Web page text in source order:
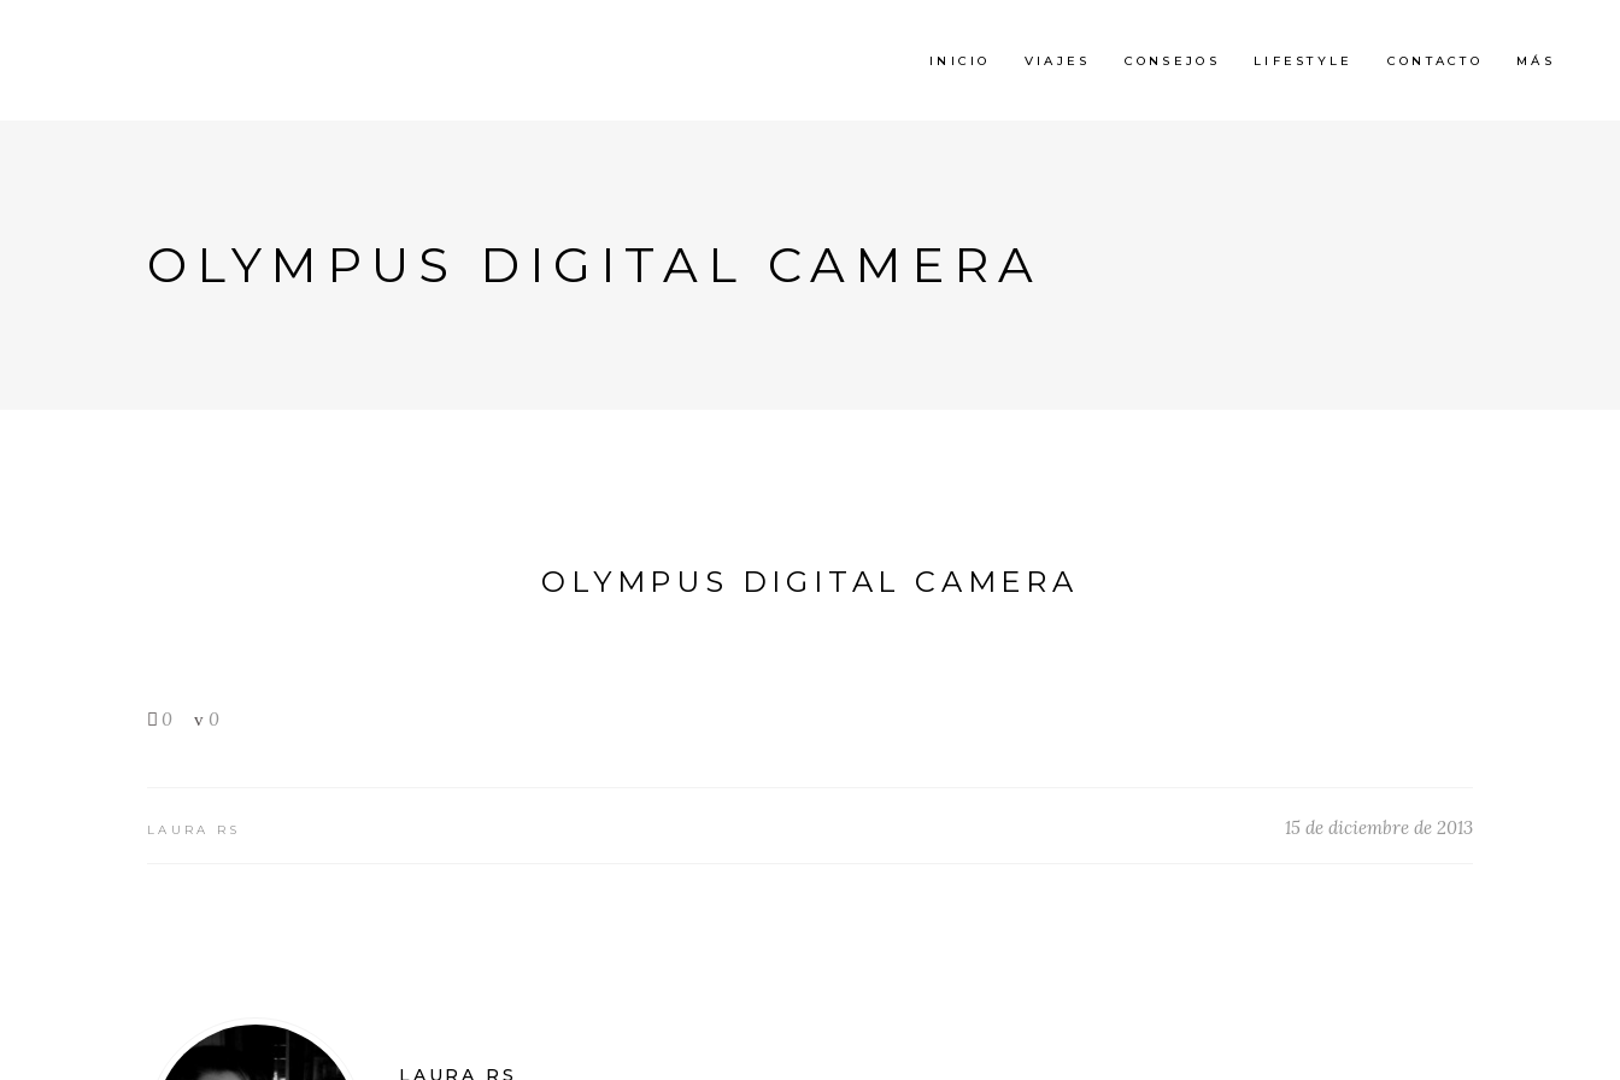
INICIO VIAJES CONSEJOS LIFESTYLE CONTACTO MÁS
OLYMPUS DIGITAL CAMERA
OLYMPUS DIGITAL CAMERA
0 0
LAURA RS 15 de diciembre de 2013
LAURA RS